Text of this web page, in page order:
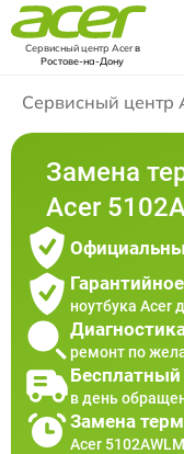
Сервисный центр Acerв
Ростове-на-Дону
Сервисный центр
Замена
Acer
ноутбука Acer
ремонт по
в день
Замена
Acer